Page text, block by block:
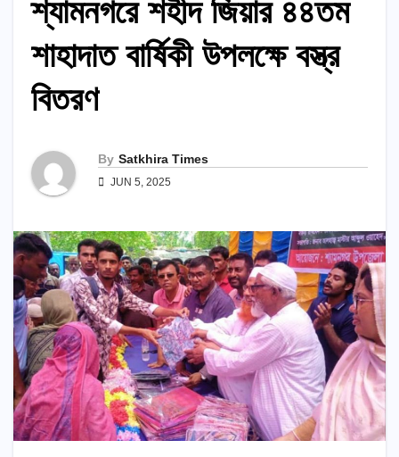
শ্যামনগরে শহীদ জিয়ার ৪৪তম
শাহাদাত বার্ষিকী উপলক্ষে বস্ত্র
বিতরণ
By Satkhira Times
JUN 5, 2025